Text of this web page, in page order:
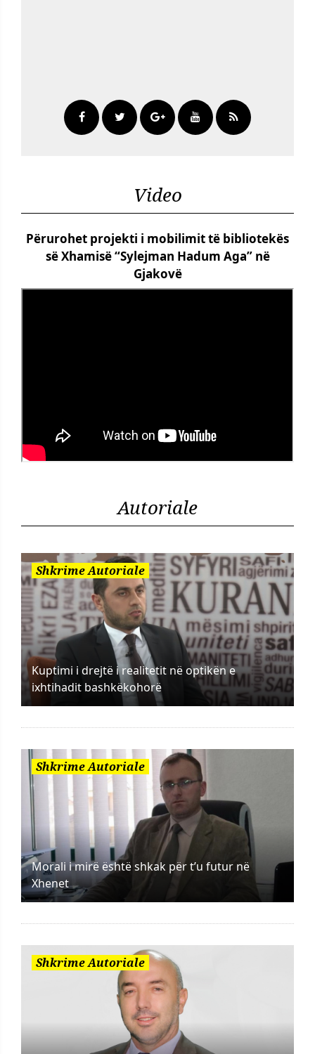
Video
Përurohet projekti i mobilimit të bibliotekës
së Xhamisë “Sylejman Hadum Aga” në
Gjakovë
Autoriale
Shkrime Autoriale
Kuptimi i drejtë i realitetit në optikën e
ixhtihadit bashkëkohorë
Shkrime Autoriale
Morali i mirë është shkak për t’u futur në
Xhenet
Shkrime Autoriale